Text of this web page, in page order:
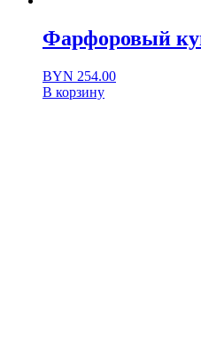
Фарфоровый
BYN 254.00
В корзину